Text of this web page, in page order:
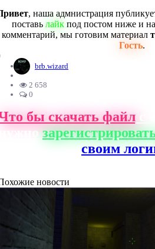
, наша адмнистрация
поставь лайкпод постом ниже и
комментарий, мы готовим материал
Гость.
brb.wizard
2 658
0
бы скачать файлс
своим
новости